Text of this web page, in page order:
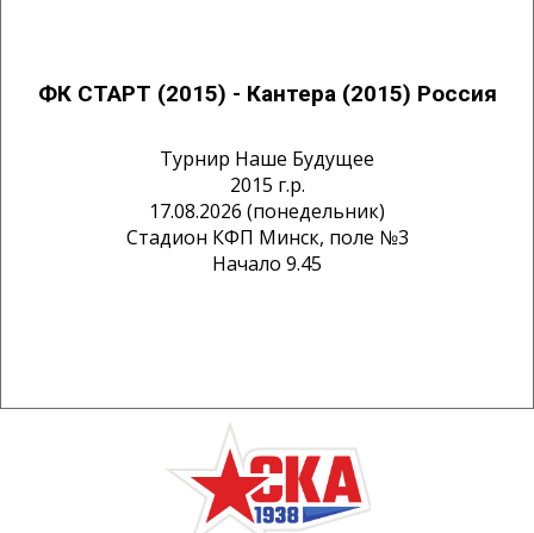
ФК СТАРТ (2015) - Кантера (2015) Россия
Турнир Наше Будущее
2015 г.р.
17.08.2026 (понедельник)
Стадион КФП Минск, поле №3
Начало 9.45